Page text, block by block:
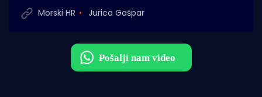
Morski HR Jurica Gašpar